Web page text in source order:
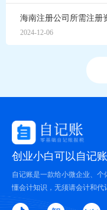
海南注册公司所需注册
2024-12-06
创业小白可以自记账
自记账是一款给小微企业、
懂会计知识，无须请会计和代